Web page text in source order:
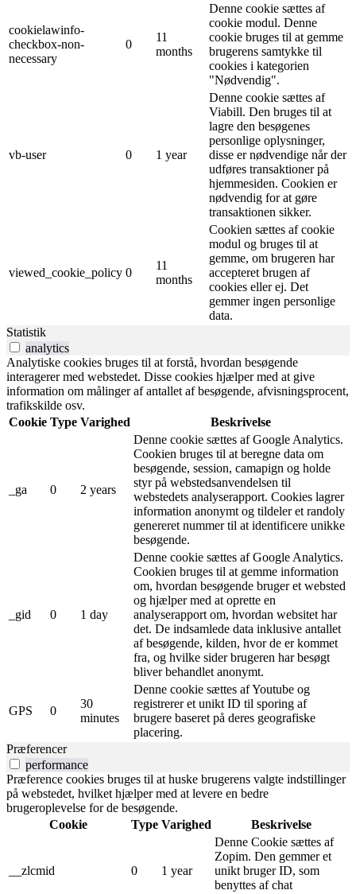
cookielawinfo-
checkbox-non-
necessary
0
11
months
Denne cookie sættes af
cookie modul. Denne
cookie bruges til at gemme
brugerens samtykke til
cookies i kategorien
"Nødvendig".
vb-user 0 1 year
Denne cookie sættes af
Viabill. Den bruges til at
lagre den besøgenes
personlige oplysninger,
disse er nødvendige når der
udføres transaktioner på
hjemmesiden. Cookien er
nødvendig for at gøre
transaktionen sikker.
viewed_cookie_policy 0
11
months
Cookien sættes af cookie
modul og bruges til at
gemme, om brugeren har
accepteret brugen af ​​
cookies eller ej. Det
gemmer ingen personlige
data.
Statistik
analytics
Analytiske cookies bruges til at forstå, hvordan besøgende
interagerer med webstedet. Disse cookies hjælper med at give
information om målinger af antallet af besøgende, afvisningsprocent,
trafikskilde osv.
Cookie Type Varighed Beskrivelse
_ga 0 2 years
Denne cookie sættes af Google Analytics.
Cookien bruges til at beregne data om
besøgende, session, camapign og holde
styr på webstedsanvendelsen til
webstedets analyserapport. Cookies lagrer
information anonymt og tildeler et randoly
genereret nummer til at identificere unikke
besøgende.
_gid 0 1 day
Denne cookie sættes af Google Analytics.
Cookien bruges til at gemme information
om, hvordan besøgende bruger et websted
og hjælper med at oprette en
analyserapport om, hvordan websitet har
det. De indsamlede data inklusive antallet
af besøgende, kilden, hvor de er kommet
fra, og hvilke sider brugeren har besøgt
bliver behandlet anonymt.
GPS 0
30
minutes
Denne cookie sættes af Youtube og
registrerer et unikt ID til sporing af
brugere baseret på deres geografiske
placering.
Præferencer
performance
Præference cookies bruges til at huske brugerens valgte indstillinger
på webstedet, hvilket hjælper med at levere en bedre
brugeroplevelse for de besøgende.
Cookie
Type Varighed Beskrivelse
__zlcmid 0 1 year
Denne Cookie sættes af
Zopim. Den gemmer et
unikt bruger ID, som
benyttes af chat